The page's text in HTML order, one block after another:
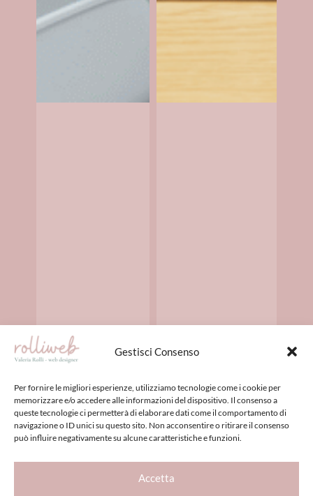
Gestisci Consenso
Per fornire le migliori esperienze, utilizziamo tecnologie come i cookie per
memorizzare e/o accedere alle informazioni del dispositivo. Il consenso a
queste tecnologie ci permetterà di elaborare dati come il comportamento di
navigazione o ID unici su questo sito. Non acconsentire o ritirare il consenso
può influire negativamente su alcune caratteristiche e funzioni.
Accetta